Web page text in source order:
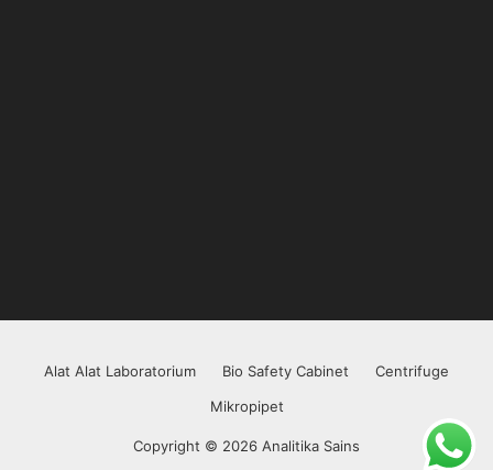
Alat Alat Laboratorium Bio Safety Cabinet
Centrifuge
Mikropipet
Copyright © 2026 Analitika Sains